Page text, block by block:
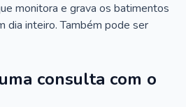
monitora e grava os batimentos
dia inteiro. Também pode ser
consulta com o